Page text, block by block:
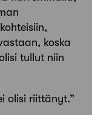
koska
tullut niin
olisi riittänyt.”